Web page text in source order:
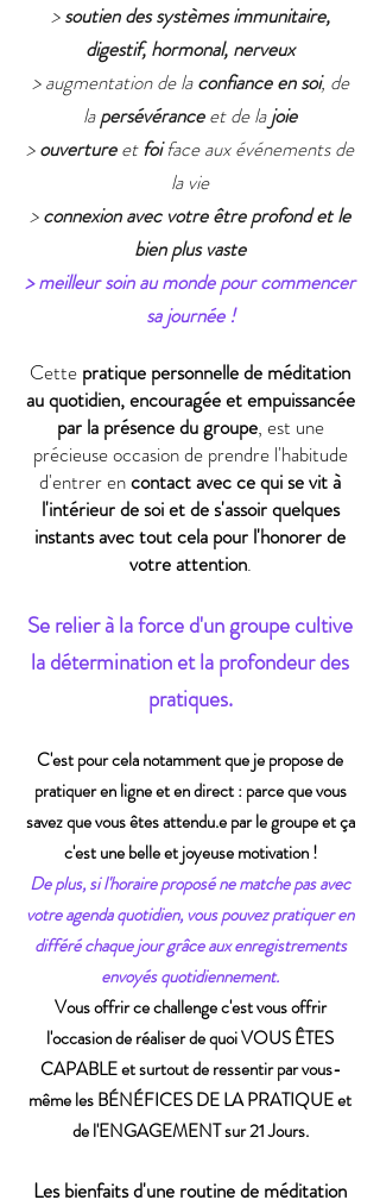
>soutien des systèmes immunitaire,
digestif, hormonal, nerveux
> augmentation de laconfiance en soi, de
lapersévéranceet de lajoie
>ouvertureetfoiface aux événements de
la vie
>connexion avec votre être profond et le
bien plus vaste
> meilleur soin au monde pour commencer
sa journée !
Cette pratique personnelle de méditation
au quotidien, encouragée et empuissancée
par la présence du groupe, est une
précieuse occasion de prendre l'habitude
d'entrer encontact avec ce qui se vit à
l'intérieur de soi et de s'assoir quelques
instants avec tout cela pour l'honorer de
votre attention.
Se relier à la force d'un groupe cultive
la détermination et la profondeur des
pratiques.
C'est pour cela notamment que je propose de
pratiquer en ligne et en direct : parce que vous
savez que vous êtes attendu.e par le groupe et ça
c'est une belle et joyeuse motivation !
De plus, si l'horaire proposé ne matche pas avec
votre agenda quotidien, vous pouvez pratiquer en
différé chaque jour grâce aux enregistrements
envoyés quotidiennement.
Vous offrir ce challenge c'est vous offrir
l'occasion de réaliser de quoi VOUS ÊTES
CAPABLE et surtout de ressentir par vous-
même les BÉNÉFICES DE LA PRATIQUE et
de l'ENGAGEMENT sur 21 Jours.
Les bienfaits d'une routine de méditation